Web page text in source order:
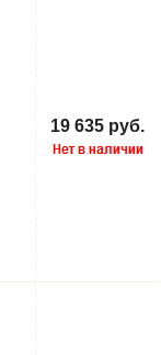
19 635 руб.